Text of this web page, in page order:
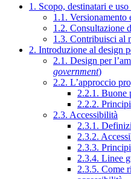
1. Scopo, destinatari e
1.1. Versionamento
1.2. Consultazione
1.3. Contribuisci al
2. Introduzione al design
2.1. Design per
government)
2.2. L’approccio
2.2.1. Buone
2.2.2. Principi
2.3. Accessibilità
2.3.1.
2.3.2.
2.3.3.
2.3.4. Linee
2.3.5. Come